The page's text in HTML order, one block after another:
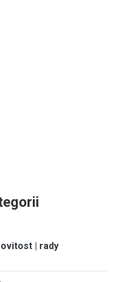
| rady